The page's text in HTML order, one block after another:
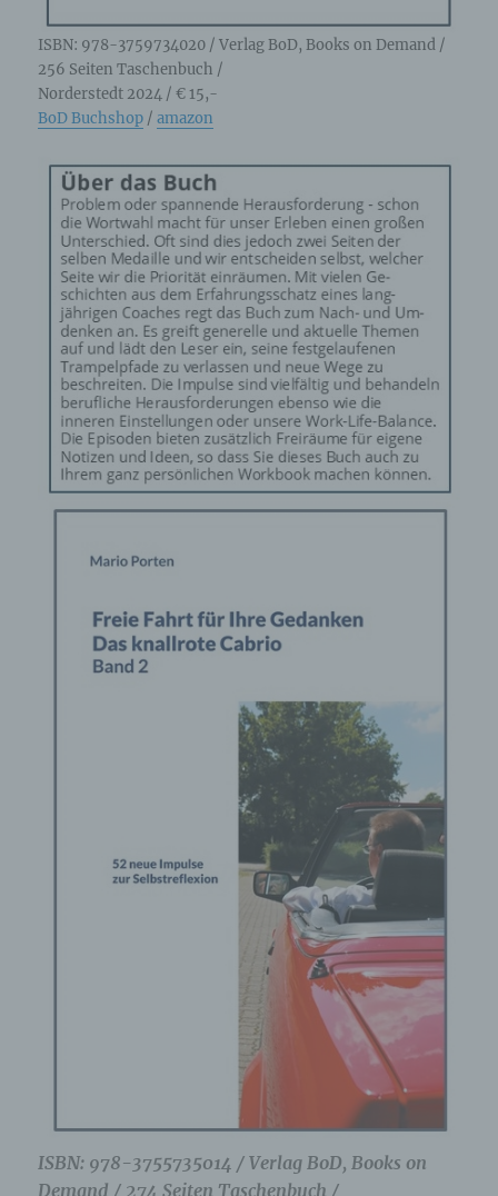
ISBN: 978-3759734020 / Verlag BoD, Books on Demand /
256 Seiten Taschenbuch /
Norderstedt 2024 / € 15,-
BoD Buchshop /amazon
ISBN: 978-3755735014 / Verlag BoD, Books on
Demand / 274 Seiten Taschenbuch /